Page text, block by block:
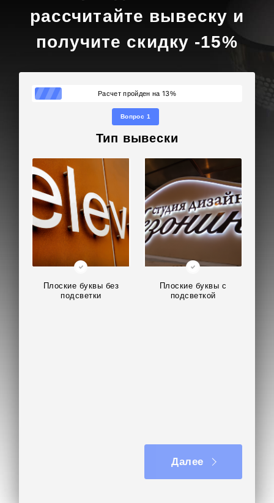
рассчитайте вывеску и
получите скидку -15%
Расчет пройден на 13%
Вопрос 1
Тип вывески
Плоские буквы без
подсветки
Плоские буквы с
подсветкой
Далее